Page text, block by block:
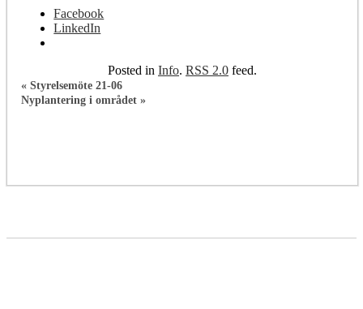
Facebook
LinkedIn
Posted in Info. RSS 2.0feed.
« Styrelsemöte 21-06
Nyplantering i området »